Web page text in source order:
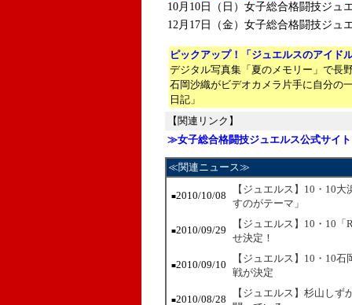
10月10日（日）女子総合格闘技ジ
12月17日（金）女子総合格闘技ジ
ピックアップ！「ジュエルスのアイド
デジタル写真集「夏のメモリー」で長
石岡沙織がビデオカメラ片手に自分の
日記」
【関連リンク】
≫女子総合格闘技ジュエルス公式サイト
≪関連ニュース≫
■2010/10/08
【ジュエルス】10・10
すのがテーマ」
■2010/09/29
【ジュエルス】10・10「
せ決定！
■2010/09/10
【ジュエルス】10・10
戦が決定
■2010/08/28
【ジュエルス】杉山し